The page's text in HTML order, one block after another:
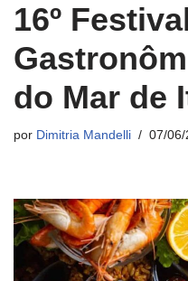
16º
do Mar de
por Dimitria Mandelli 07/06/